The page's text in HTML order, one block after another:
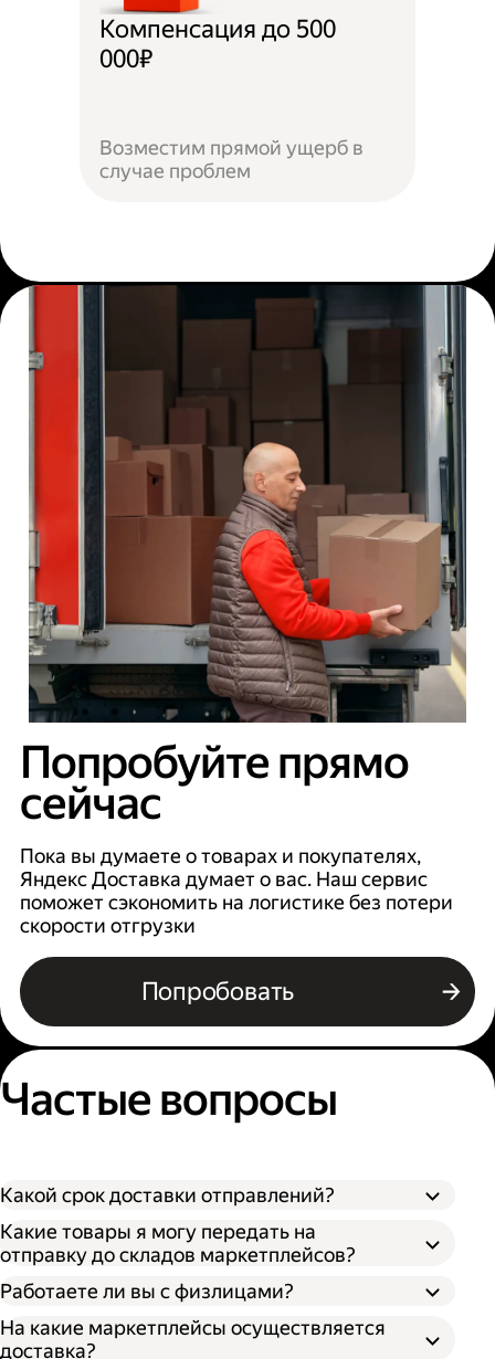
Компенсация до 500
000₽
Возместим прямой ущерб в
случае проблем
Попробуйте прямо
сейчас
Пока вы думаете о товарах и покупателях,
Яндекс Доставка думает о вас. Наш сервис
поможет сэкономить на логистике без потери
скорости отгрузки
Попробовать
Частые вопросы
Какой срок доставки отправлений?
Какие товары я могу передать на
отправку до складов маркетплейсов?
Работаете ли вы с физлицами?
На какие маркетплейсы осуществляется
доставка?